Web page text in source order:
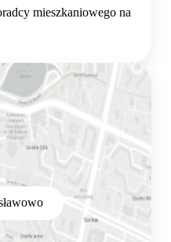
mieszkaniowego na